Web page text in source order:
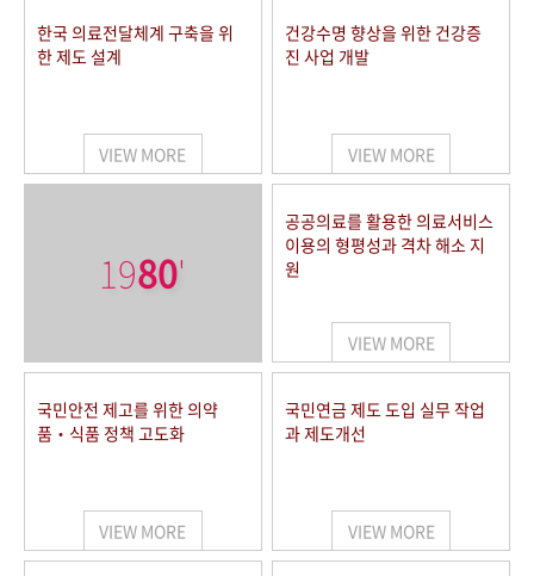
한국 의료전달체계 구축을 위
한 제도 설계
VIEW MORE
건강수명 향상을 위한 건강증
진 사업 개발
VIEW MORE
1980'
공공의료를 활용한 의료서비스
이용의 형평성과 격차 해소 지
원
VIEW MORE
국민안전 제고를 위한 의약
품‧식품 정책 고도화
VIEW MORE
국민연금 제도 도입 실무 작업
과 제도개선
VIEW MORE